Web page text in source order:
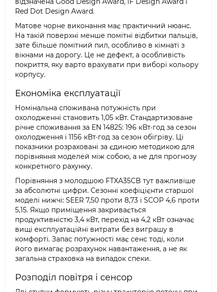
Red Dot Design Award.
Матове чорне виконання має практичний нюанс.
На такій поверхні менше помітні відбитки пальців,
зате більше помітний пил, особливо в кімнаті з
вікнами на дорогу. Це не дефект, а особливість
покриття, яку варто врахувати при виборі кольору
корпусу.
Економіка експлуатації
Номінальна споживана потужність при
охолодженні становить 1,05 кВт. Стандартизоване
річне споживання за EN 14825: 196 кВт·год за сезон
охолодження і 1156 кВт·год за сезон обігріву. Ці
показники розраховані за єдиною методикою для
порівняння моделей між собою, а не для прогнозу
конкретного рахунку.
Порівняння з молодшою FTXA35CB тут важливіше
за абсолютні цифри. Сезонні коефіцієнти старшої
моделі нижчі: SEER 7,50 проти 8,73 і SCOP 4,6 проти
5,15. Якщо приміщення закривається
продуктивністю 3,4 кВт, перехід на 4,2 кВт означає
вищі експлуатаційні витрати без виграшу в
комфорті. Запас потужності має сенс тоді, коли
його вимагає розрахунок навантаження, а не як
загальна страховка на випадок спеки.
Розподіл повітря і сенсор